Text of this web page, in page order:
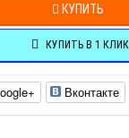
КУПИТЬ
КУПИТЬ В 1 КЛИК
Вконтакте